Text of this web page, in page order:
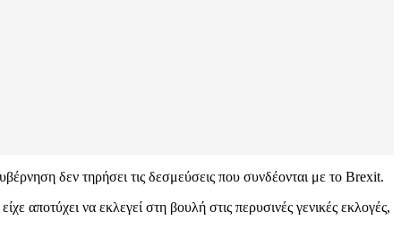
δεν τηρήσει τις δεσμεύσεις που συνδέονται με το Brexit.
αποτύχει να εκλεγεί στη βουλή στις περυσινές γενικές εκλογές,